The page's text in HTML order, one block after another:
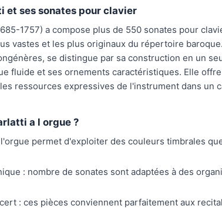
et ses sonates pour clavier
1757) a compose plus de 550 sonates pour
vastes et les plus originaux du répertoire
se distingue par sa construction en un
fluide et ses ornements caractéristiques. Elle
ressources expressives de l'instrument dans un
a l orgue ?
permet d'exploiter des couleurs timbrales
: nombre de sonates sont adaptées à des
: ces pièces conviennent parfaitement aux